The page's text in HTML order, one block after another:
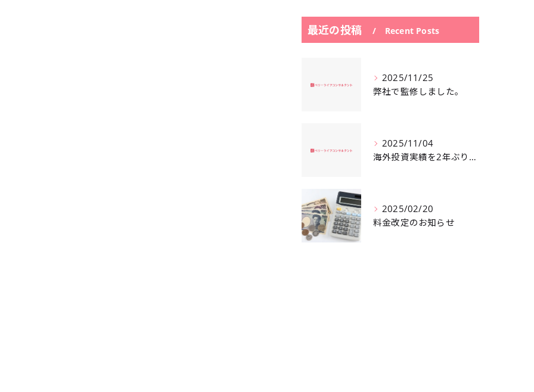
最近の投稿 Recent Posts
2025/11/25
弊社で監修しました。
2025/11/04
海外投資実績を2年ぶりに更新しました！
2025/02/20
料金改定のお知らせ